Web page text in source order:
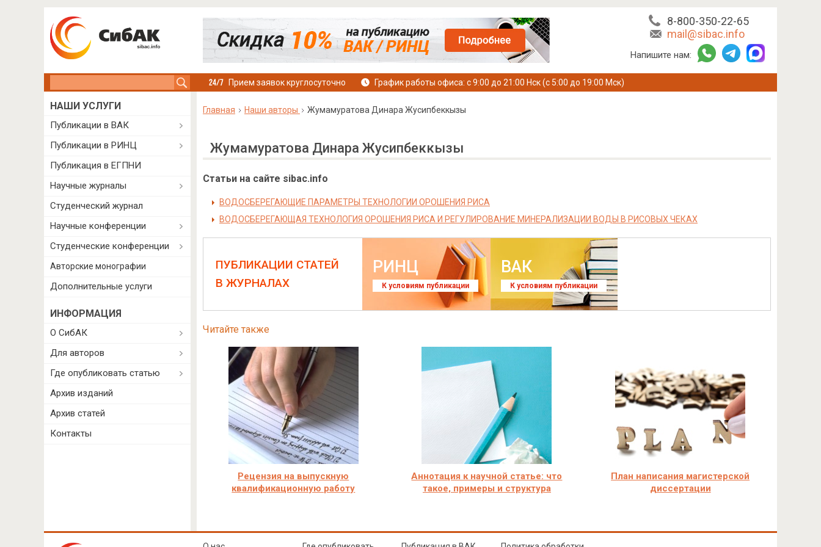
8-800-350-22-65
mail@sibac.info
Напишите нам:
Прием заявок круглосуточно График работы офиса: с 9:00 до 21:00 Нск (с 5:00 до 19:00 Мск)
Главная Наши авторы Жумамуратова Динара Жусипбеккызы
Жумамуратова Динара Жусипбеккызы
Статьи на сайте sibac.info
ВОДОСБЕРЕГАЮЩИЕ ПАРАМЕТРЫ ТЕХНОЛОГИИ ОРОШЕНИЯ РИСА
ВОДОСБЕРЕГАЮЩАЯ ТЕХНОЛОГИЯ ОРОШЕНИЯ РИСА И РЕГУЛИРОВАНИЕ МИНЕРАЛИЗАЦИИ ВОДЫ В РИСОВЫХ ЧЕКАХ
ПУБЛИКАЦИИ СТАТЕЙ
В ЖУРНАЛАХ
РИНЦ
К условиям публикации
ВАК
К условиям публикации
Читайте также
Рецензия на выпускную
квалификационную работу
Аннотация к научной статье: что
такое, примеры и структура
План написания магистерской
диссертации
НАШИ УСЛУГИ
Публикации в ВАК
Публикации в РИНЦ
Публикация в ЕГПНИ
Научные журналы
Студенческий журнал
Научные конференции
Студенческие конференции
Авторские монографии
Дополнительные услуги
ИНФОРМАЦИЯ
О СибАК
Для авторов
Где опубликовать статью
Архив изданий
Архив статей
Контакты